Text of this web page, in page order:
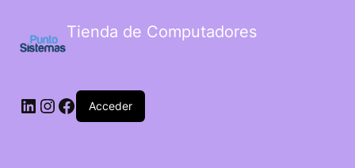
Tienda de Computadores
Acceder